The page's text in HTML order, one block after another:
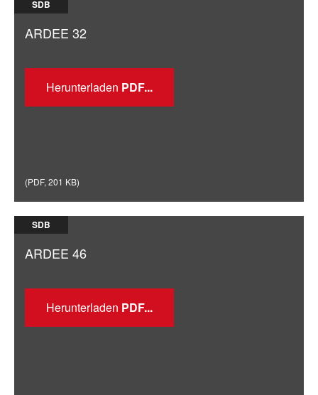
SDB
ARDEE 32
Herunterladen
(PDF, 201 KB)
SDB
ARDEE 46
Herunterladen